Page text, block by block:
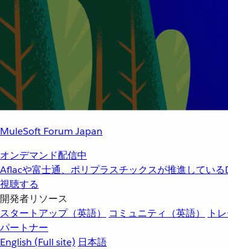
MuleSoft Forum Japan
オンデマンド配信中
Aflacや富士通、ポリプラスチックスが推進してい
視聴する
開発者リソース
スタートアップ（英語）
コミュニティ（英語） ト
パートナー
English (Full site) 日本語